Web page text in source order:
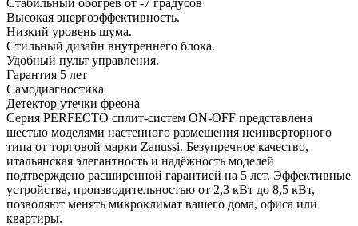
Высокая энергоэффективность.
Низкий уровень шума.
Стильный дизайн внутреннего блока.
Удобный пульт управления.
Гарантия 5 лет
Самодиагностика
Детектор утечки фреона
Серия PERFECTO сплит-систем ON-OFF представлена
шестью моделями настенного размещения неинверторного
типа от торговой марки Zanussi. Безупречное качество,
итальянская элегантность и надёжность моделей
подтверждено расширенной гарантией на 5 лет. Эффективные
устройства, производительностью от 2,3 кВт до 8,5 кВт,
позволяют менять микроклимат вашего дома, офиса или
квартиры.